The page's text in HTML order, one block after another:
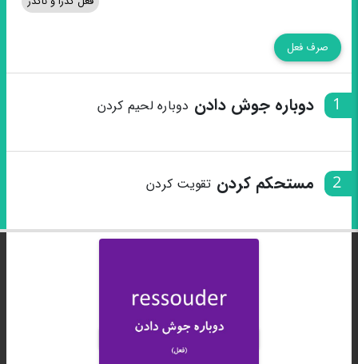
صرف فعل
1 دوباره جوش دادن دوباره لحیم کردن
2 مستحکم کردن تقویت کردن